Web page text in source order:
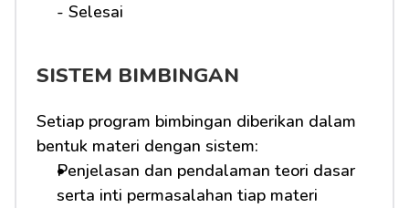
- Selesai
SISTEM BIMBINGAN
Setiap program bimbingan diberikan dalam
bentuk materi dengan sistem:
Penjelasan dan pendalaman teori dasar
serta inti permasalahan tiap materi